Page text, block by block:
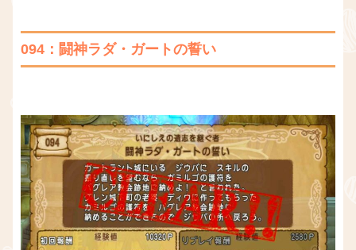
094：闘神ラダ・ガートの誓い